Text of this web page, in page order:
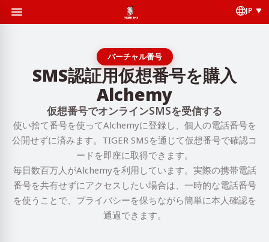
JP
バーチャル番号
SMS認証用仮想番号を購入
Alchemy
仮想番号でオンラインSMSを受信する
使い捨て番号を使ってAlchemyに登録し、個人の電話番号を
公開せずに済みます。TIGER SMSを通じて仮想番号で確認コ
ードを即座に取得できます。
毎日数百万人がAlchemyを利用しています。実際の携帯電話
番号を共有せずにアクセスしたい場合は、一時的な電話番号
を使うことで、プライバシーを保ちながら簡単に本人確認を
通過できます。